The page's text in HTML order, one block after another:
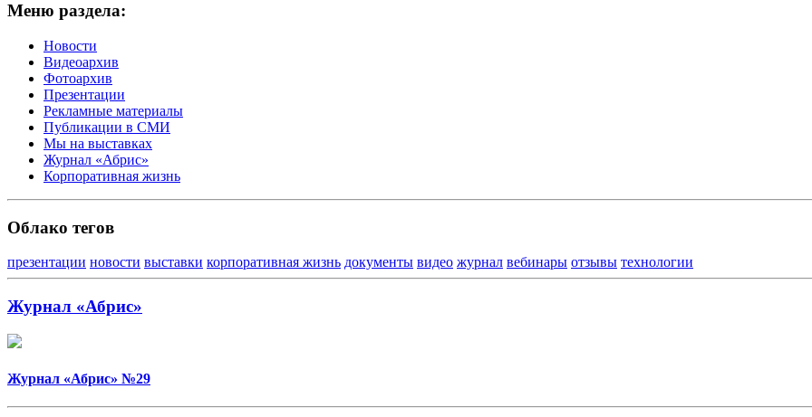
Меню раздела:
Новости
Видеоархив
Фотоархив
Презентации
Рекламные материалы
Публикации в СМИ
Мы на выставках
Журнал «Абрис»
Корпоративная жизнь
Облако тегов
презентации новости выставки корпоративная жизнь документы видео журнал вебинары отзывы технологии
Журнал «Абрис»
Журнал «Абрис» №29